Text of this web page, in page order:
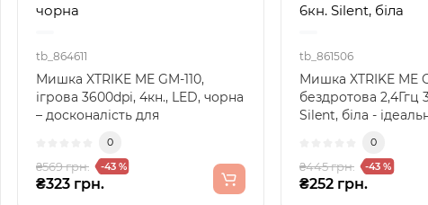
чорна
tb_864611
Мишка XTRIKE ME GM-110,
ігрова 3600dpi, 4кн., LED, чорна
– досконалість для
0
₴569 грн. -43 %
₴323 грн.
6кн. Silent, біла
tb_861506
Мишка XTRIKE ME
бездротова 2,4Ггц
Silent, біла -
0
₴445 грн. -43 %
₴252 грн.